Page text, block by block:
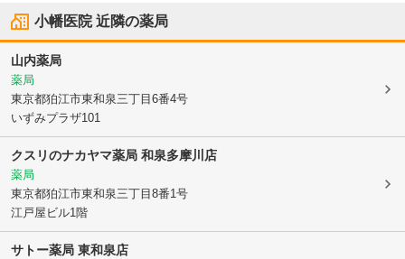
小幡医院近隣の薬局
山内薬局
薬局
東京都狛江市東和泉三丁目6番4号
いずみプラザ101
クスリのナカヤマ薬局 和泉多摩川店
薬局
東京都狛江市東和泉三丁目8番1号
江戸屋ビル1階
サトー薬局 東和泉店